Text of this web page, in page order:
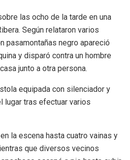
las ocho de la tarde en una
Según relataron varios
pasamontañas negro apareció
y disparó contra un hombre
junto a otra persona.
equipada con silenciador y
lugar tras efectuar varios
la escena hasta cuatro vainas y
que diversos vecinos